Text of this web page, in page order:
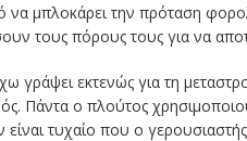
μπλοκάρει την πρόταση
τους πόρους τους για να
γράψει εκτενώς για τη
Πάντα ο πλούτος
τυχαίο που ο